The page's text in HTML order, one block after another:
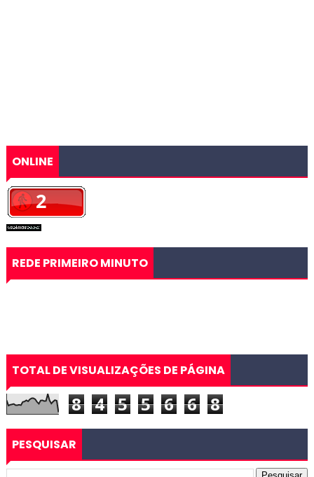
ONLINE
REDE PRIMEIRO MINUTO
TOTAL DE VISUALIZAÇÕES DE PÁGINA
8 4 5 5 6 6 8
PESQUISAR